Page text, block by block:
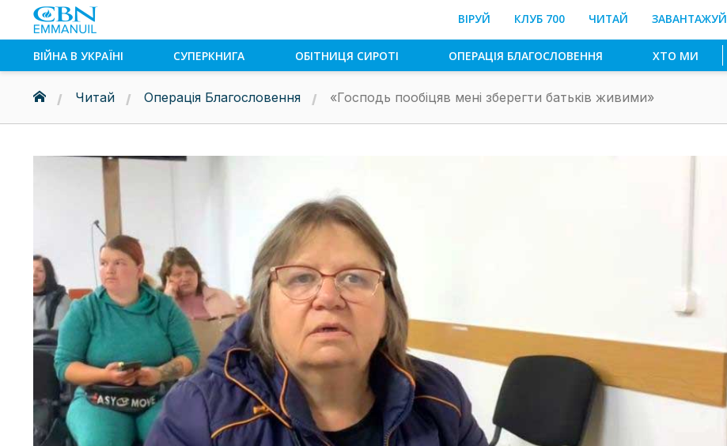
ВІРУЙ КЛУБ 700 ЧИТАЙ ЗАВАНТАЖУЙ
ВІЙНА В УКРАЇНІ СУПЕРКНИГА ОБІТНИЦЯ СИРОТІ ОПЕРАЦІЯ БЛАГОСЛОВЕННЯ ХТО МИ
Читай Операція Благословення «Господь пообіцяв мені зберегти батьків живими»